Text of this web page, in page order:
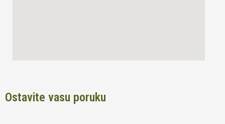
Ostavite vasu poruku